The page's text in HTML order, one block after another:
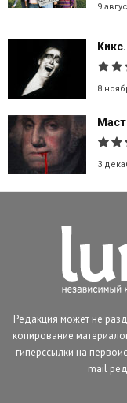
9
8
3
Редакция может не
копирование
гиперссылки на
mail